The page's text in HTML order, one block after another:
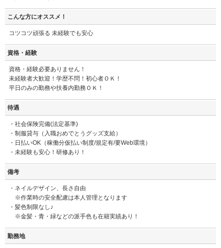
こんな方にオススメ！
コツコツ頑張る 未経験でも安心
資格・経験
資格・経験必要ありません！
未経験者大歓迎！学歴不問！初心者ＯＫ！
平日のみの勤務や扶養内勤務ＯＫ！
待遇
・社会保険完備(法定基準)
・制服貸与（入職おめでとうグッズ支給）
・日払いOK（稼働分仮払い制度/規定有/要Web環境）
・未経験も安心！研修あり！
備考
・ネイルデザイン、長さ自由
※作業時の安全配慮は本人管理となります
・髪色制限なし♪
※金髪・青・緑などの派手色も在籍実績あり！
勤務地